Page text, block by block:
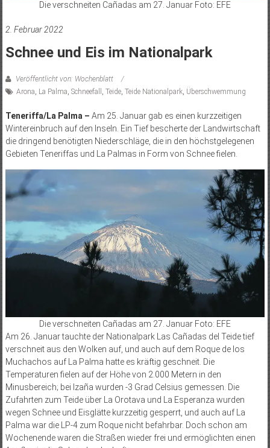
Die verschneiten Cañadas am 27. Januar Foto: EFE
2. Februar 2022
Schnee und Eis im Nationalpark
Veröffentlicht von: Wochenblatt
Arona La Palma Schneefall Teide, Teide Nationalpark, Überschwemmung
Teneriffa/La Palma – Am 25. Januar gab es einen kurzzeitigen
Wintereinbruch auf den Inseln. Ein Tief bescherte der Landwirtschaft
die dringend benötigten Niederschläge, die in den höchstgelegenen
Gebieten Teneriffas und La Palmas in Form von Schnee fielen.
Die verschneiten Cañadas am 27. Januar Foto: EFE
Am 26. Januar tauchte der Nationalpark Las Cañadas del Teide tief
verschneit aus den Wolken auf, und auch auf dem Roque de los
Muchachos auf La Palma hatte es kräftig geschneit. Die
Temperaturen fielen auf der Höhe von 2.000 Metern in den
Minusbereich; bei Izaña wurden -3 Grad Celsius gemessen. Die
Zufahrten zum Teide über La Orotava und La Esperanza wurden
wegen Schnee und Eisglätte kurzzeitig gesperrt, und auch auf La
Palma war die LP-4 zum Roque nicht befahrbar. Doch schon am
Wochenende waren die Straßen wieder frei und ermöglichten einen